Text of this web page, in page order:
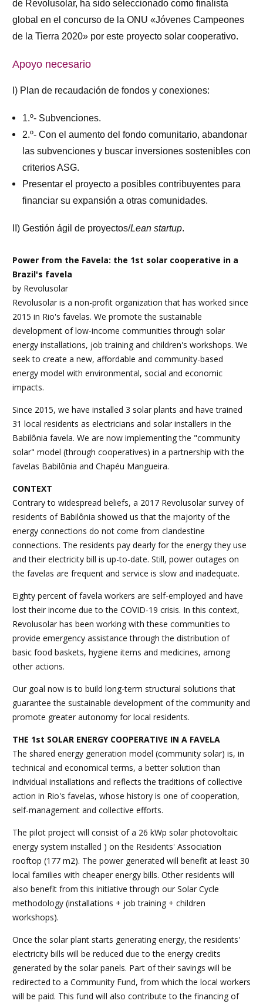
de Revolusolar, ha sido seleccionado como finalista
global en el concurso de la ONU «Jóvenes Campeones
de la Tierra 2020» por este proyecto solar cooperativo.
Apoyo necesario
I) Plan de recaudación de fondos y conexiones:
1.º- Subvenciones.
2.º- Con el aumento del fondo comunitario, abandonar
las subvenciones y buscar inversiones sostenibles con
criterios ASG.
Presentar el proyecto a posibles contribuyentes para
financiar su expansión a otras comunidades.
II) Gestión ágil de proyectos/Lean startup.
Power from the Favela: the 1st solar cooperative in a
Brazil's favela
by Revolusolar
Revolusolar is a non-profit organization that has worked since
2015 in Rio's favelas. We promote the sustainable
development of low-income communities through solar
energy installations, job training and children's workshops. We
seek to create a new, affordable and community-based
energy model with environmental, social and economic
impacts.
Since 2015, we have installed 3 solar plants and have trained
31 local residents as electricians and solar installers in the
Babilônia favela. We are now implementing the "community
solar" model (through cooperatives) in a partnership with the
favelas Babilônia and Chapéu Mangueira.
CONTEXT
Contrary to widespread beliefs, a 2017 Revolusolar survey of
residents of Babilônia showed us that the majority of the
energy connections do not come from clandestine
connections. The residents pay dearly for the energy they use
and their electricity bill is up-to-date. Still, power outages on
the favelas are frequent and service is slow and inadequate.
Eighty percent of favela workers are self-employed and have
lost their income due to the COVID-19 crisis. In this context,
Revolusolar has been working with these communities to
provide emergency assistance through the distribution of
basic food baskets, hygiene items and medicines, among
other actions.
Our goal now is to build long-term structural solutions that
guarantee the sustainable development of the community and
promote greater autonomy for local residents.
THE 1st SOLAR ENERGY COOPERATIVE IN A FAVELA
The shared energy generation model (community solar) is, in
technical and economical terms, a better solution than
individual installations and reflects the traditions of collective
action in Rio's favelas, whose history is one of cooperation,
self-management and collective efforts.
The pilot project will consist of a 26 kWp solar photovoltaic
energy system installed ) on the Residents' Association
rooftop (177 m2). The power generated will benefit at least 30
local families with cheaper energy bills. Other residents will
also benefit from this initiative through our Solar Cycle
methodology (installations + job training + children
workshops).
Once the solar plant starts generating energy, the residents'
electricity bills will be reduced due to the energy credits
generated by the solar panels. Part of their savings will be
redirected to a Community Fund, from which the local workers
will be paid. This fund will also contribute to the financing of